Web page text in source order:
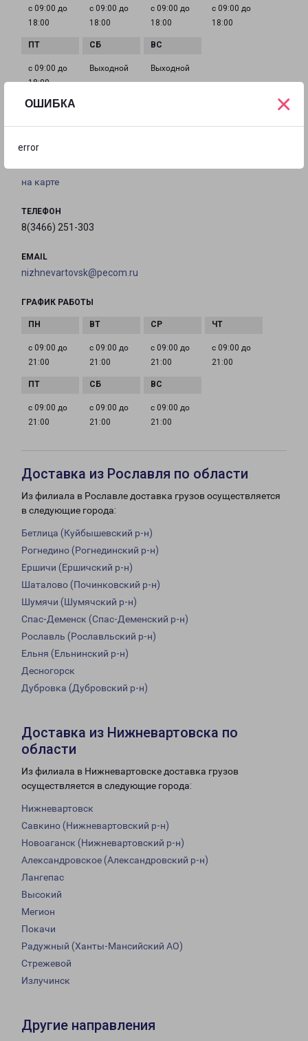
ОШИБКА
error
×
с 09:00 до
18:00
с 09:00 до
18:00
с 09:00 до
18:00
с 09:00 до
18:00
с 09:00 до
18:00
Выходной Выходной
город Радужный, микрорайон 5, 27
на карте
ТЕЛЕФОН
8(3466) 251-303
EMAIL
nizhnevartovsk@pecom.ru
ГРАФИК РАБОТЫ
с 09:00 до
21:00
с 09:00 до
21:00
с 09:00 до
21:00
с 09:00 до
21:00
с 09:00 до
21:00
с 09:00 до
21:00
с 09:00 до
21:00
Доставка из Рославля по области
Из филиала в Рославле доставка грузов осуществляется
в следующие города:
Бетлица (Куйбышевский р-н)
Рогнедино (Рогнединский р-н)
Ершичи (Ершичский р-н)
Шаталово (Починковский р-н)
Шумячи (Шумячский р-н)
Спас-Деменск (Спас-Деменский р-н)
Рославль (Рославльский р-н)
Ельня (Ельнинский р-н)
Десногорск
Дубровка (Дубровский р-н)
Доставка из Нижневартовска по
области
Из филиала в Нижневартовске доставка грузов
осуществляется в следующие города:
Нижневартовск
Савкино (Нижневартовский р-н)
Новоаганск (Нижневартовский р-н)
Александровское (Александровский р-н)
Лангепас
Высокий
Мегион
Покачи
Радужный (Ханты-Мансийский АО)
Стрежевой
Излучинск
Другие направления